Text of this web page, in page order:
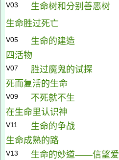
V03 生命树和分别善恶树
生命胜过死亡
V05 生命的建造
四活物
V07 胜过魔鬼的试探
死而复活的生命
V09 不死就不生
在生命里认识神
V11 生命的争战
生命成熟的路
V13 生命的妙道——信望爱